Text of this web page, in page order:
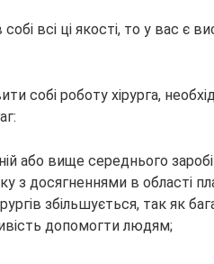
всі ці якості, то у вас є
собі роботу хірурга,
або вище середнього
з досягненнями в області
збільшується, так як
допомогти людям;